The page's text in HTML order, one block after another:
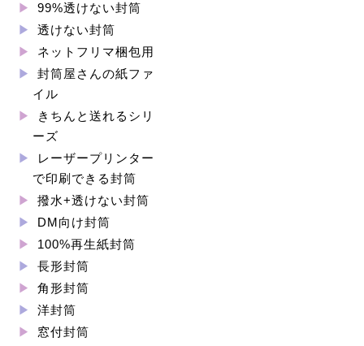
99%透けない封筒
透けない封筒
ネットフリマ梱包用
封筒屋さんの紙ファ
イル
きちんと送れるシリ
ーズ
レーザープリンター
で印刷できる封筒
撥水+透けない封筒
DM向け封筒
100%再生紙封筒
長形封筒
角形封筒
洋封筒
窓付封筒